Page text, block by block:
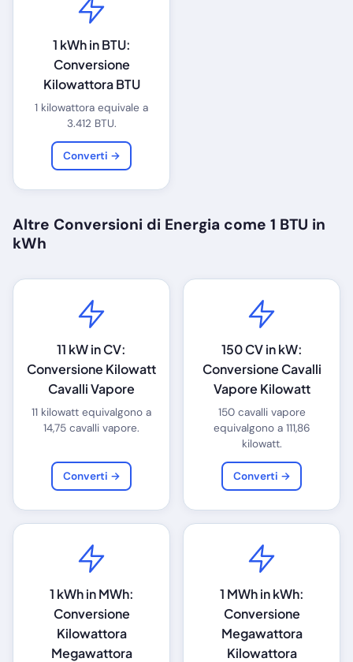
1 kWh in BTU:
Conversione
Kilowattora BTU
1 kilowattora equivale a
3.412 BTU.
Converti →
Altre Conversioni di Energia come 1 BTU in
kWh
11 kW in CV:
Conversione Kilowatt
Cavalli Vapore
11 kilowatt equivalgono a
14,75 cavalli vapore.
Converti →
150 CV in kW:
Conversione Cavalli
Vapore Kilowatt
150 cavalli vapore
equivalgono a 111,86
kilowatt.
Converti →
1 kWh in MWh:
Conversione
Kilowattora
Megawattora
1 MWh in kWh:
Conversione
Megawattora
Kilowattora